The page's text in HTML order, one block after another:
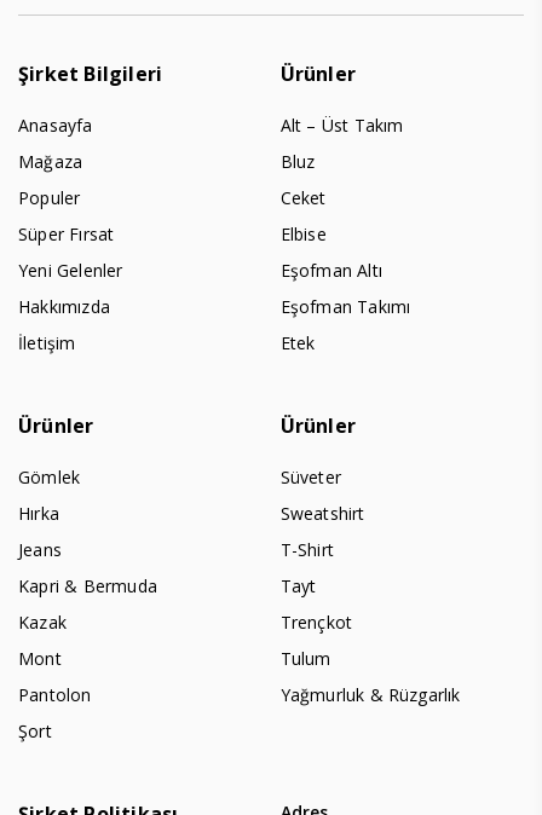
Şirket Bilgileri
Anasayfa
Mağaza
Populer
Süper Fırsat
Yeni Gelenler
Hakkımızda
İletişim
Ürünler
Alt – Üst Takım
Bluz
Ceket
Elbise
Eşofman Altı
Eşofman Takımı
Etek
Ürünler
Gömlek
Hırka
Jeans
Kapri & Bermuda
Kazak
Mont
Pantolon
Şort
Ürünler
Süveter
Sweatshirt
T-Shirt
Tayt
Trençkot
Tulum
Yağmurluk & Rüzgarlık